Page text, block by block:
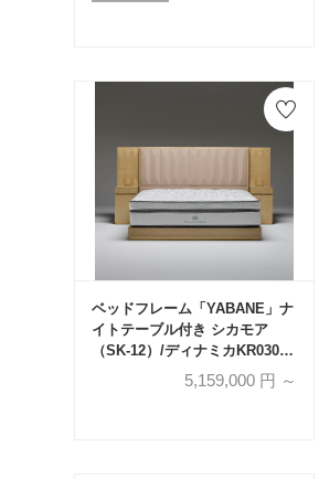
ベッドフレーム「YABANE」ナ
イトテーブル付き シカモア
（SK-12）/ディナミカKR0309
全4サイズ【受注生産品】
5,159,000円 ～